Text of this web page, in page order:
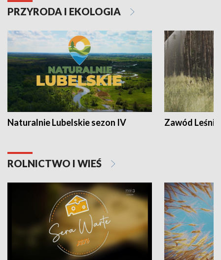
PRZYRODA I EKOLOGIA
Naturalnie Lubelskie sezon IV Zawód Leśnik
ROLNICTWO I WIEŚ